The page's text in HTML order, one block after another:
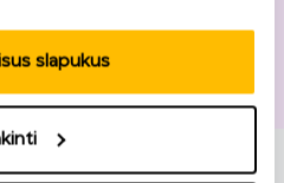
slapukus